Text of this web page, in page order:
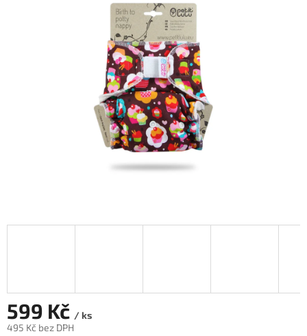
599 Kč / ks
495 Kč bez DPH